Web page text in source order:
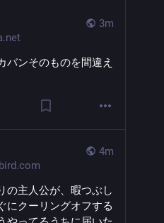
3m
バンそのものを間違え
4m
の主人公が、暇つぶし
にクーリングオフする